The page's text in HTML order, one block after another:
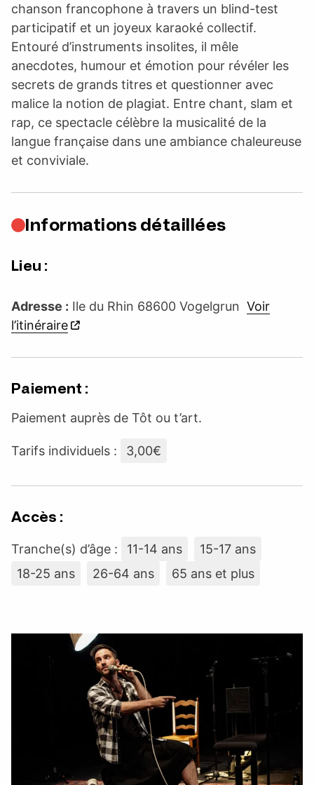
chanson francophone à travers un blind-test
participatif et un joyeux karaoké collectif.
Entouré d’instruments insolites, il mêle
anecdotes, humour et émotion pour révéler les
secrets de grands titres et questionner avec
malice la notion de plagiat. Entre chant, slam et
rap, ce spectacle célèbre la musicalité de la
langue française dans une ambiance chaleureuse
et conviviale.
Informations détaillées
Lieu :
Adresse : Ile du Rhin 68600 Vogelgrun Voir
l’itinéraire
Paiement :
Paiement auprès de Tôt ou t’art.
Tarifs individuels : 3,00€
Accès :
Tranche(s) d’âge : 11-14 ans
15-17 ans
18-25 ans
26-64 ans 65 ans et plus